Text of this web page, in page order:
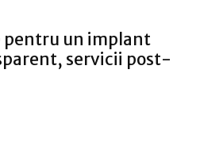
pentru un implant
servicii post-